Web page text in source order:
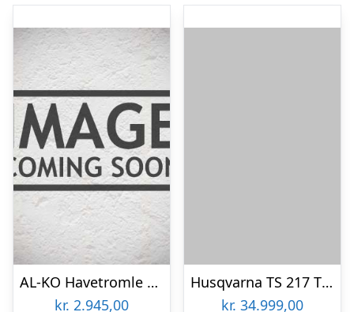
AL-KO Havetromle GW 100 – tilbehør til Havetraktor
kr. 2.945,00
Husqvarna TS 217 T Havetraktor
kr. 34.999,00